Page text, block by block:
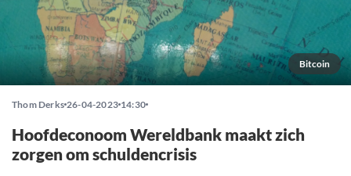
Bitcoin
Thom Derks 26-04-2023 14:30
Hoofdeconoom Wereldbank maakt zich
zorgen om schuldencrisis